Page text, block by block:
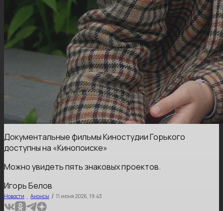
Документальные фильмы Киностудии Горького
доступны на «Кинопоиске»
Можно увидеть пять знаковых проектов.
Игорь Белов
Новости , Анонсы / 11 июня 2026, 19:43